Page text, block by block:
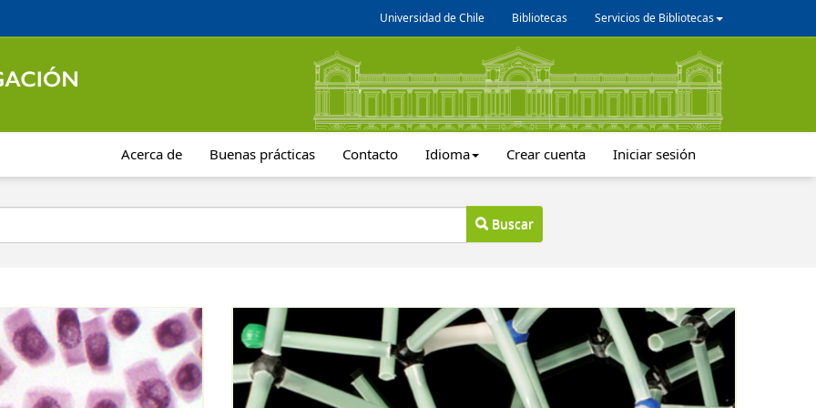
Universidad de Chile Bibliotecas Servicios de Bibliotecas
Acerca de Buenas prácticas Contacto Idioma Crear cuenta Iniciar sesión
Buscar